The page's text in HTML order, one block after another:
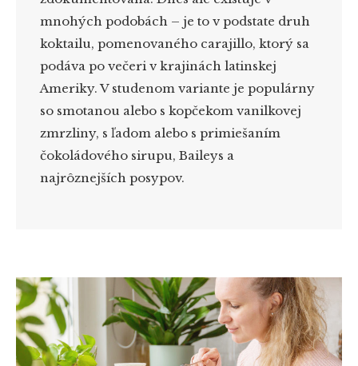
mnohých podobách – je to v podstate druh
koktailu, pomenovaného carajillo, ktorý sa
podáva po večeri v krajinách latinskej
Ameriky. V studenom variante je populárny
so smotanou alebo s kopčekom vanilkovej
zmrzliny, s ľadom alebo s primiešaním
čokoládového sirupu, Baileys a
najrôznejších posypov.